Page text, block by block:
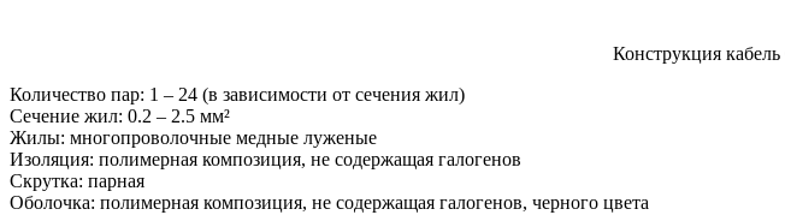
Конструкция
Количество пар: 1 – 24 (в зависимости от сечения жил)
Сечение жил: 0.2 – 2.5 мм²
Жилы: многопроволочные медные луженые
Изоляция: полимерная композиция, не содержащая галогенов
Скрутка: парная
Оболочка: полимерная композиция, не содержащая галогенов, черного цвета